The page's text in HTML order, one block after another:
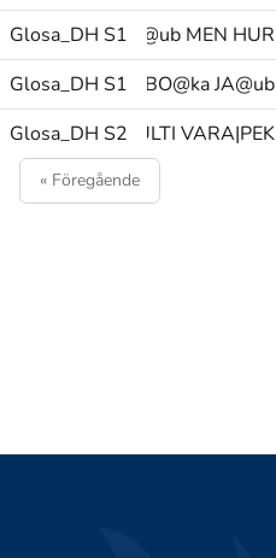
Glosa_DH S1JA@ub MEN HUR
Glosa_DH S1COLUMBO@ka JA@ub
Glosa_DH S2
EN SAK.MULTI VARA|PEK
« Föregående